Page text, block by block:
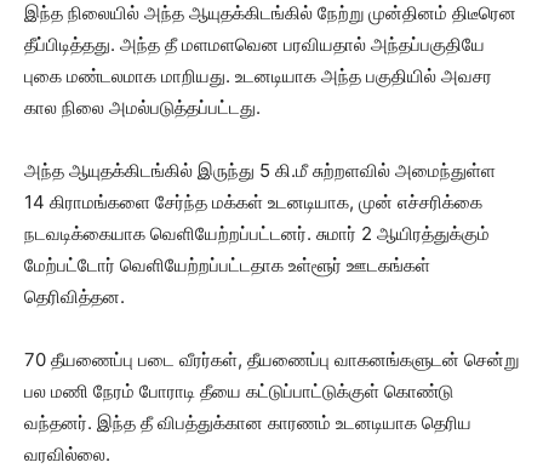
இந்த நிலையில் அந்த ஆயுதக்கிடங்கில் நேற்று முன்தினம் திடீரென
தீப்பிடித்தது. அந்த தீ மளமளவென பரவியதால் அந்தப்பகுதியே
புகை மண்டலமாக மாறியது. உடனடியாக அந்த பகுதியில் அவசர
கால நிலை அமல்படுத்தப்பட்டது.
அந்த ஆயுதக்கிடங்கில் இருந்து 5 கி.மீ சுற்றளவில் அமைந்துள்ள
14 கிராமங்களை சேர்ந்த மக்கள் உடனடியாக, முன் எச்சரிக்கை
நடவடிக்கையாக வெளியேற்றப்பட்டனர். சுமார் 2 ஆயிரத்துக்கும்
மேற்பட்டோர் வெளியேற்றப்பட்டதாக உள்ளூர் ஊடகங்கள்
தெரிவித்தன.
70 தீயணைப்பு படை வீரர்கள், தீயணைப்பு வாகனங்களுடன் சென்று
பல மணி நேரம் போராடி தீயை கட்டுப்பாட்டுக்குள் கொண்டு
வந்தனர். இந்த தீ விபத்துக்கான காரணம் உடனடியாக தெரிய
வரவில்லை.